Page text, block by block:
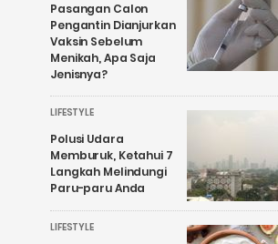
Pasangan Calon
Pengantin Dianjurkan
Vaksin Sebelum
Menikah, Apa Saja
Jenisnya?
LIFESTYLE
Polusi Udara
Memburuk, Ketahui 7
Langkah Melindungi
Paru-paru Anda
LIFESTYLE